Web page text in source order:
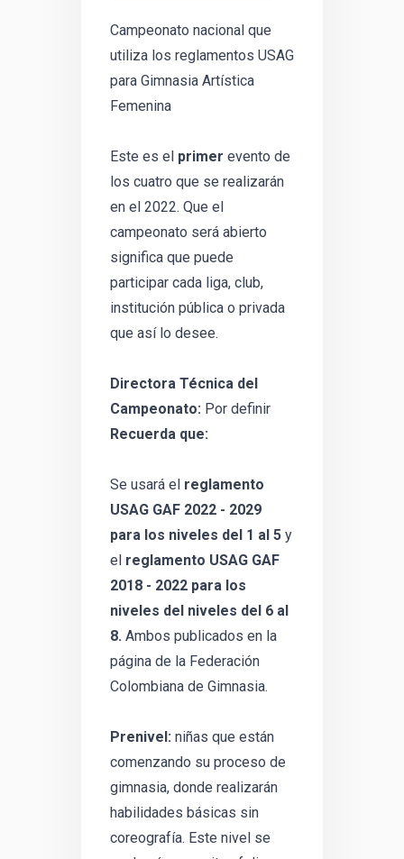
Campeonato nacional que
utiliza los reglamentos USAG
para Gimnasia Artística
Femenina
Este es el primer evento de
los cuatro que se realizarán
en el 2022. Que el
campeonato será abierto
significa que puede
participar cada liga, club,
institución pública o privada
que así lo desee.
Directora Técnica del
Campeonato: Por definir
Recuerda que:
Se usará el reglamento
USAG GAF 2022 - 2029
para los niveles del 1 al 5 y
el reglamento USAG GAF
2018 - 2022 para los
niveles del niveles del 6 al
8. Ambos publicados en la
página de la Federación
Colombiana de Gimnasia.
Prenivel: niñas que están
comenzando su proceso de
gimnasia, donde realizarán
habilidades básicas sin
coreografía. Este nivel se